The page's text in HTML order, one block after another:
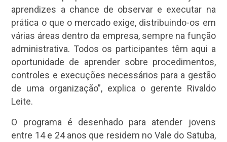
aprendizes a chance de observar e executar na
prática o que o mercado exige, distribuindo-os em
várias áreas dentro da empresa, sempre na função
administrativa. Todos os participantes têm aqui a
oportunidade de aprender sobre procedimentos,
controles e execuções necessários para a gestão
de uma organização”, explica o gerente Rivaldo
Leite.
O programa é desenhado para atender jovens
entre 14 e 24 anos que residem no Vale do Satuba,